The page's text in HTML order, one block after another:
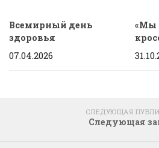
Всемирный день
здоровья
07.04.2026
«Мы
СЛЕДУЮЩАЯ
Следующая